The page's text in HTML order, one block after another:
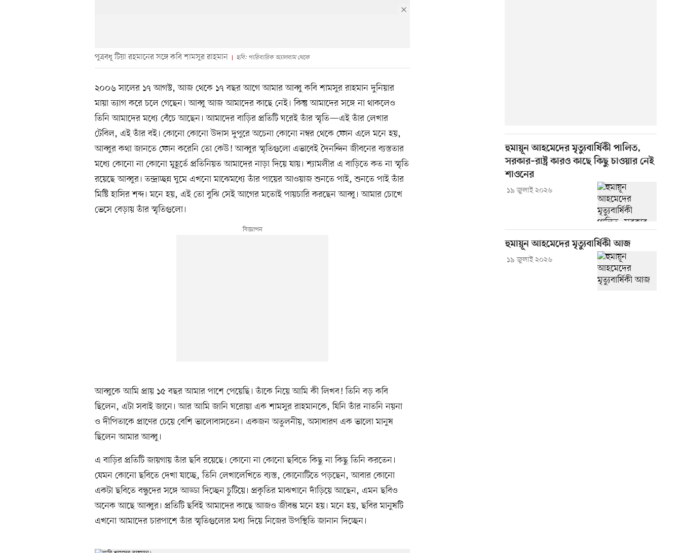
পুত্রবধূ টিয়া রহমানের সঙ্গে কবি শামসুর রাহমান ছবি: পারিবারিক অ্যালবাম থেকে
২০০৬ সালের ১৭ আগস্ট, আজ থেকে ১৭ বছর আগে আমার আব্বু কবি শামসুর রাহমান দুনিয়ার
মায়া ত্যাগ করে চলে গেছেন। আব্বু আজ আমাদের কাছে নেই। কিন্তু আমাদের সঙ্গে না থাকলেও
তিনি আমাদের মধ্যে বেঁচে আছেন। আমাদের বাড়ির প্রতিটি ঘরেই তাঁর স্মৃতি—এই তাঁর লেখার
টেবিল, এই তাঁর বই। কোনো কোনো উদাস দুপুরে অচেনা কোনো নম্বর থেকে ফোন এলে মনে হয়,
আব্বুর কথা জানতে ফোন করেনি তো কেউ! আব্বুর স্মৃতিগুলো এভাবেই দৈনন্দিন জীবনের ব্যস্ততার
মধ্যে কোনো না কোনো মুহূর্তে প্রতিনিয়ত আমাদের নাড়া দিয়ে যায়। শ্যামলীর এ বাড়িতে কত না স্মৃতি
রয়েছে আব্বুর। তন্দ্রাচ্ছন্ন ঘুমে এখনো মাঝেমধ্যে তাঁর পায়ের আওয়াজ শুনতে পাই, শুনতে পাই তাঁর
মিষ্টি হাসির শব্দ। মনে হয়, এই তো বুঝি সেই আগের মতোই পায়চারি করছেন আব্বু। আমার চোখে
ভেসে বেড়ায় তাঁর স্মৃতিগুলো।
আব্বুকে আমি প্রায় ১৫ বছর আমার পাশে পেয়েছি। তাঁকে নিয়ে আমি কী লিখব! তিনি বড় কবি
ছিলেন, এটা সবাই জানে। আর আমি জানি ঘরোয়া এক শামসুর রাহমানকে, যিনি তাঁর নাতনি নয়না
ও দীপিতাকে প্রাণের চেয়ে বেশি ভালোবাসতেন। একজন অতুলনীয়, অসাধারণ এক ভালো মানুষ
ছিলেন আমার আব্বু।
এ বাড়ির প্রতিটি জায়গায় তাঁর ছবি রয়েছে। কোনো না কোনো ছবিতে কিছু না কিছু তিনি করতেন।
যেমন কোনো ছবিতে দেখা যাচ্ছে, তিনি লেখালেখিতে ব্যস্ত, কোনোটিতে পড়ছেন, আবার কোনো
একটা ছবিতে বন্ধুদের সঙ্গে আড্ডা দিচ্ছেন চুটিয়ে। প্রকৃতির মাঝখানে দাঁড়িয়ে আছেন, এমন ছবিও
অনেক আছে আব্বুর। প্রতিটি ছবিই আমাদের কাছে আজও জীবন্ত মনে হয়। মনে হয়, ছবির মানুষটি
এখনো আমাদের চারপাশে তাঁর স্মৃতিগুলোর মধ্য দিয়ে নিজের উপস্থিতি জানান দিচ্ছেন।
হুমায়ূন আহমেদের মৃত্যুবার্ষিকী পালিত,
সরকার–রাষ্ট্র কারও কাছে কিছু চাওয়ার নেই
শাওনের
১৯ জুলাই ২০২৬
হুমায়ূন আহমেদের মৃত্যুবার্ষিকী আজ
১৯ জুলাই ২০২৬